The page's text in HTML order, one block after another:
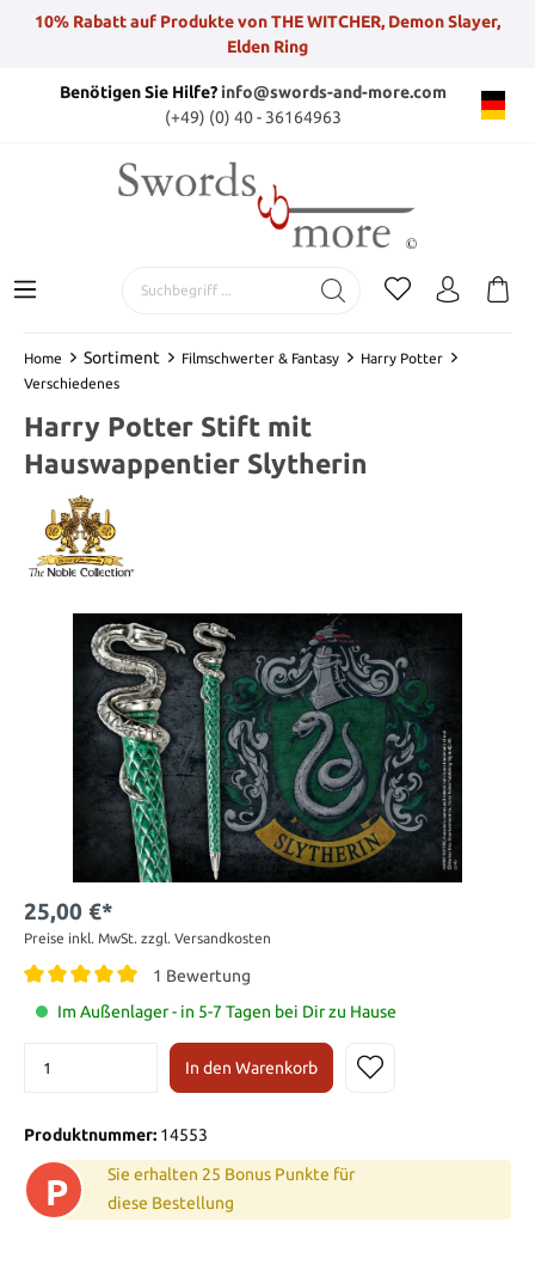
10% Rabatt auf Produkte von THE WITCHER, Demon Slayer,
Elden Ring
Benötigen Sie Hilfe?info@swords-and-more.com
(+49) (0) 40 - 36164963
Home Sortiment Filmschwerter & Fantasy
Harry Potter
Verschiedenes
Harry Potter Stift mit
Hauswappentier Slytherin
25,00 €*
Preise inkl. MwSt. zzgl. Versandkosten
1 Bewertung
Im Außenlager - in 5-7 Tagen bei Dir zu Hause
In den Warenkorb
Produktnummer: 14553
P
Sie erhalten 25 Bonus Punkte für
diese Bestellung